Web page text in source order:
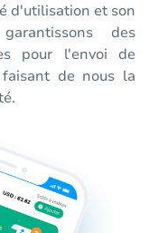
d'utilisation et son
des
pour l'envoi de
de nous la